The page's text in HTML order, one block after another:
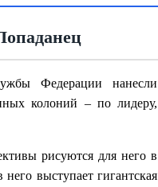
Федерации нанесли
колоний – по лидеру,
рисуются для него в
выступает гигантская